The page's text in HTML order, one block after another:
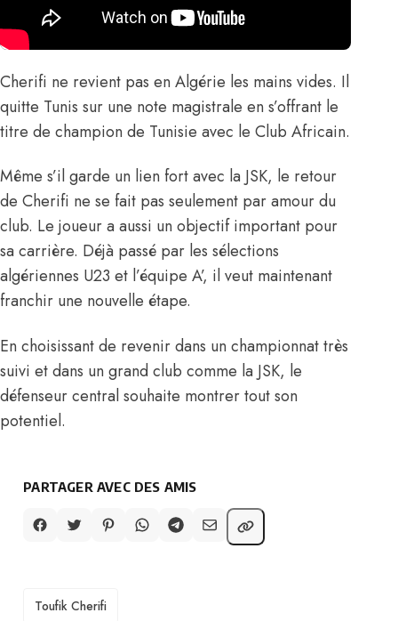
Cherifi ne revient pas en Algérie les mains vides. Il
quitte Tunis sur une note magistrale en s’offrant le
titre de champion de Tunisie avec le Club Africain.
Même s’il garde un lien fort avec la JSK, le retour
de Cherifi ne se fait pas seulement par amour du
club. Le joueur a aussi un objectif important pour
sa carrière. Déjà passé par les sélections
algériennes U23 et l’équipe A’, il veut maintenant
franchir une nouvelle étape.
En choisissant de revenir dans un championnat très
suivi et dans un grand club comme la JSK, le
défenseur central souhaite montrer tout son
potentiel.
PARTAGER AVEC DES AMIS
TAGS
Toufik Cherifi